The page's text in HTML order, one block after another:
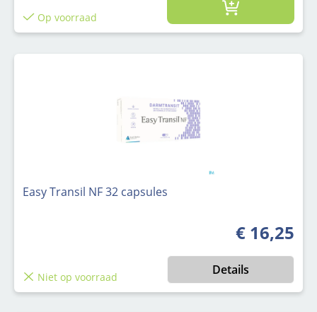
Op voorraad
Easy Transil NF 32 capsules
Normale
€ 16,25
Niet op voorraad Details